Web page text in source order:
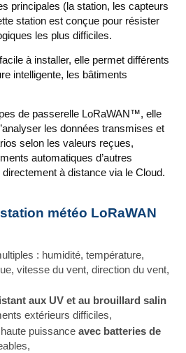
principales (la station, les capteurs
station est conçue pour résister
les plus difficiles.
à installer, elle permet différents
intelligente, les bâtiments
de passerelle LoRaWAN™, elle
les données transmises et
selon les valeurs reçues,
automatiques d’autres
à distance via le Cloud.
météo LoRaWAN
: humidité, température,
vitesse du vent, direction du vent,
aux UV et au brouillard salin
extérieurs difficiles,
puissanceavec batteries de